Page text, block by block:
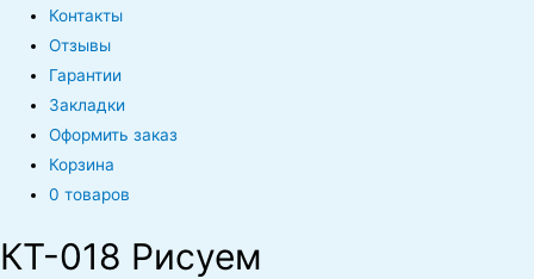
Контакты
Отзывы
Гарантии
Закладки
Оформить заказ
Корзина
0 товаров
КT-018 Рисуем